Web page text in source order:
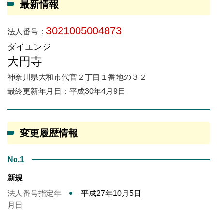
最新情報
法人番号： 3021005004873
ダイエンジ
大円寺
神奈川県大和市代官２丁目１番地の３２
最終更新年月日：平成30年4月9日
変更履歴情報
No.1
新規
法人番号指定年
月日
平成27年10月5日